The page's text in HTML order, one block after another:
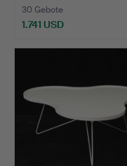
30 Gebote
1.741 USD